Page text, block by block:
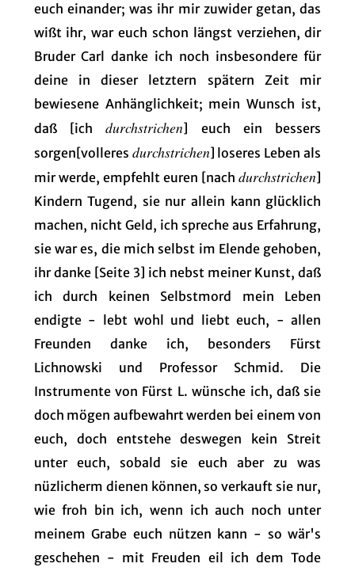
euch einander; was ihr mir zuwider getan, das
wißt ihr, war euch schon längst verziehen, dir
Bruder Carl danke ich noch insbesondere für
deine in dieser letztern spätern Zeit mir
bewiesene Anhänglichkeit; mein Wunsch ist,
daß [ichdurchstrichen] euch ein bessers
sorgen[volleres durchstrichen] loseres Leben als
mir werde, empfehlt euren [nachdurchstrichen]
Kindern Tugend, sie nur allein kann glücklich
machen, nicht Geld, ich spreche aus Erfahrung,
sie war es, die mich selbst im Elende gehoben,
ihr danke [Seite 3] ich nebst meiner Kunst, daß
ich durch keinen Selbstmord mein Leben
endigte - lebt wohl und liebt euch, - allen
Freunden danke ich, besonders Fürst
Lichnowski und Professor Schmid. Die
Instrumente von Fürst L. wünsche ich, daß sie
doch mögen aufbewahrt werden bei einem von
euch, doch entstehe deswegen kein Streit
unter euch, sobald sie euch aber zu was
nüzlicherm dienen können, so verkauft sie nur,
wie froh bin ich, wenn ich auch noch unter
meinem Grabe euch nützen kann - so wär's
geschehen - mit Freuden eil ich dem Tode